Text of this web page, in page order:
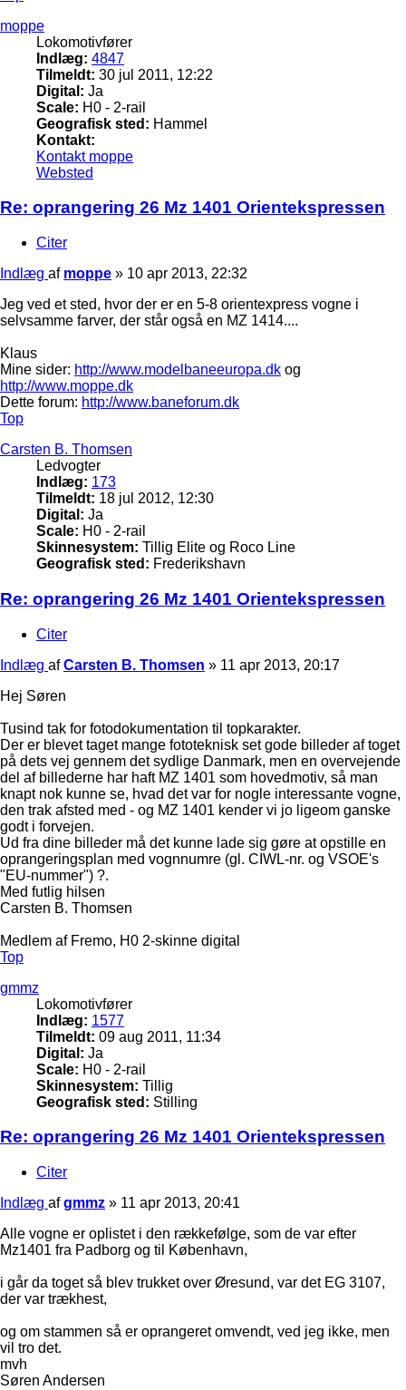
moppe
Lokomotivfører
Indlæg: 4847
Tilmeldt: 30 jul 2011, 12:22
Digital: Ja
Scale: H0 - 2-rail
Geografisk sted: Hammel
Kontakt:
Kontakt moppe
Websted
Re: oprangering 26 Mz 1401 Orientekspressen
Citer
Indlæg af moppe » 10 apr 2013, 22:32
Jeg ved et sted, hvor der er en 5-8 orientexpress vogne i
selvsamme farver, der står også en MZ 1414....
Klaus
Mine sider: http://www.modelbaneeuropa.dk og
http://www.moppe.dk
Dette forum: http://www.baneforum.dk
Top
Carsten B. Thomsen
Ledvogter
Indlæg: 173
Tilmeldt: 18 jul 2012, 12:30
Digital: Ja
Scale: H0 - 2-rail
Skinnesystem: Tillig Elite og Roco Line
Geografisk sted: Frederikshavn
Re: oprangering 26 Mz 1401 Orientekspressen
Citer
Indlæg afCarsten B. Thomsen » 11 apr 2013, 20:17
Hej Søren
Tusind tak for fotodokumentation til topkarakter.
Der er blevet taget mange fototeknisk set gode billeder af toget
på dets vej gennem det sydlige Danmark, men en overvejende
del af billederne har haft MZ 1401 som hovedmotiv, så man
knapt nok kunne se, hvad det var for nogle interessante vogne,
den trak afsted med - og MZ 1401 kender vi jo ligeom ganske
godt i forvejen.
Ud fra dine billeder må det kunne lade sig gøre at opstille en
oprangeringsplan med vognnumre (gl. CIWL-nr. og VSOE's
"EU-nummer") ?.
Med futlig hilsen
Carsten B. Thomsen
Medlem af Fremo, H0 2-skinne digital
Top
gmmz
Lokomotivfører
Indlæg: 1577
Tilmeldt: 09 aug 2011, 11:34
Digital: Ja
Scale: H0 - 2-rail
Skinnesystem: Tillig
Geografisk sted: Stilling
Re: oprangering 26 Mz 1401 Orientekspressen
Citer
Indlæg afgmmz » 11 apr 2013, 20:41
Alle vogne er oplistet i den rækkefølge, som de var efter
Mz1401 fra Padborg og til København,
i går da toget så blev trukket over Øresund, var det EG 3107,
der var trækhest,
og om stammen så er oprangeret omvendt, ved jeg ikke, men
vil tro det.
mvh
Søren Andersen